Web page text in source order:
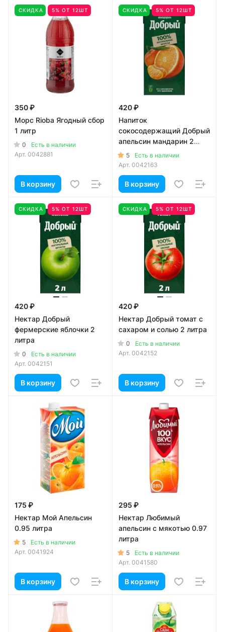
СКИДКА 5% ОТ 12ШТ
350 ₽
Морс Rioba Ягодный сбор
1 литр
0
Есть в наличии
Арт. 0042881
В корзину
СКИДКА 5% ОТ 12ШТ
420 ₽
Напиток
сокосодержащий Добрый
апельсин мандарин 2
литра
5
Есть в наличии
Арт. 0042163
В корзину
СКИДКА 5% ОТ 12ШТ
420 ₽
Нектар Добрый
фермерские яблочки 2
литра
0
Есть в наличии
Арт. 0042151
В корзину
СКИДКА 5% ОТ 12ШТ
420 ₽
Нектар Добрый томат с
сахаром и солью 2 литра
0
Есть в наличии
Арт. 0042152
В корзину
175 ₽
Нектар Мой Апельсин
0.95 литра
5
Есть в наличии
Арт. 0041924
В корзину
295 ₽
Нектар Любимый
апельсин с мякотью 0.97
литра
5
Есть в наличии
Арт. 0041580
В корзину